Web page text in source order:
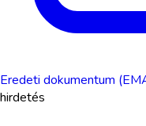
Eredeti dokumentum
hirdetés